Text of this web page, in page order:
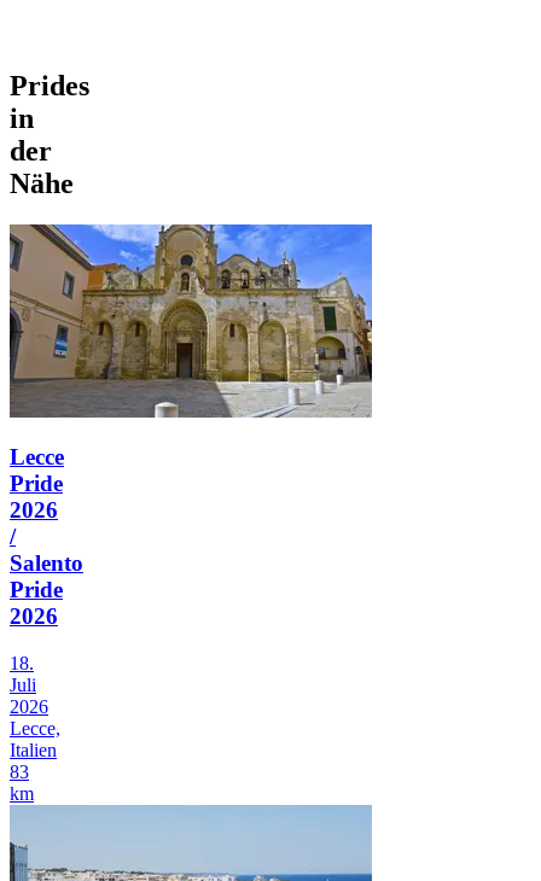
Prides
in
der
Nähe
Lecce
Pride
2026
/
Salento
Pride
2026
18.
Juli
2026
Lecce,
Italien
83
km